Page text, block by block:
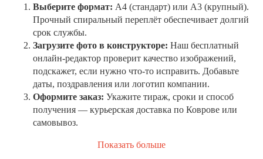
Выберите формат: А4 (стандарт) или А3 (крупный).
Прочный спиральный переплёт обеспечивает долгий
срок службы.
Загрузите фото в конструкторе: Наш бесплатный
онлайн-редактор проверит качество изображений,
подскажет, если нужно что-то исправить. Добавьте
даты, поздравления или логотип компании.
Оформите заказ: Укажите тираж, сроки и способ
получения — курьерская доставка по Коврове или
самовывоз.
Показать больше